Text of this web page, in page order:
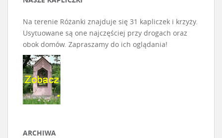
Na terenie Różanki znajduje się 31 kapliczek i krzyży.
Usytuowane są one najczęściej przy drogach oraz
obok domów. Zapraszamy do ich oglądania!
ARCHIWA